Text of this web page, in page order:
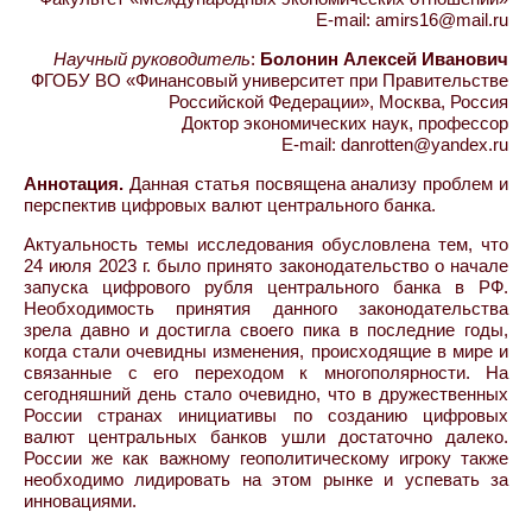
E-mail: amirs16@mail.ru
Научный руководитель: Болонин Алексей Иванович
ФГОБУ ВО «Финансовый университет при Правительстве
Российской Федерации», Москва, Россия
Доктор экономических наук, профессор
E-mail: danrotten@yandex.ru
Аннотация. Данная статья посвящена анализу проблем и
перспектив цифровых валют центрального банка.
Актуальность темы исследования обусловлена тем, что
24 июля 2023 г. было принято законодательство о начале
запуска цифрового рубля центрального банка в РФ.
Необходимость принятия данного законодательства
зрела давно и достигла своего пика в последние годы,
когда стали очевидны изменения, происходящие в мире и
связанные с его переходом к многополярности. На
сегодняшний день стало очевидно, что в дружественных
России странах инициативы по созданию цифровых
валют центральных банков ушли достаточно далеко.
России же как важному геополитическому игроку также
необходимо лидировать на этом рынке и успевать за
инновациями.